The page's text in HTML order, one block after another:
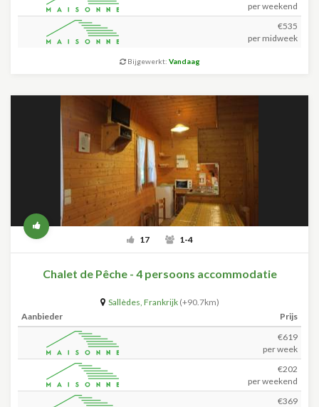
per weekend
€535
per midweek
Bijgewerkt: Vandaag
17 1-4
Chalet de Pêche - 4 persoons accommodatie
Sallèdes, Frankrijk (+90.7km)
Aanbieder
Prijs
€619
per week
€202
per weekend
€369